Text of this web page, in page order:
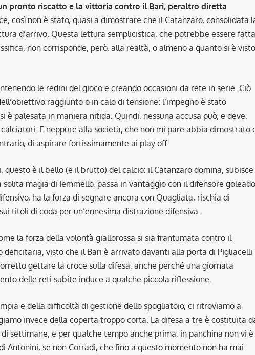
pronto riscatto e la vittoria contro il Bari, peraltro diretta
così non è stato, quasi a dimostrare che il Catanzaro, consolidata
d’arrivo. Questa lettura semplicistica, che potrebbe essere fatta
non corrisponde, però, alla realtà, o almeno a quanto si è visto
le redini del gioco e creando occasioni da rete in serie. Ciò
raggiunto o in calo di tensione: l’impegno è stato
è palesata in maniera nitida. Quindi, nessuna accusa può, e deve,
E neppure alla società, che non mi pare abbia dimostrato
di aspirare fortissimamente ai play off.
è il bello (e il brutto) del calcio: il Catanzaro domina, subisce
magia di Iemmello, passa in vantaggio con il difensore
ha la forza di segnare ancora con Quagliata, rischia di
titoli di coda per un’ennesima distrazione difensiva.
la forza della volontà giallorossa si sia frantumata contro il
deficitaria, visto che il Bari è arrivato davanti alla porta di Pigliacelli
gettare la croce sulla difesa, anche perché una giornata
delle reti subite induce a qualche piccola riflessione.
e della difficoltà di gestione dello spogliatoio, ci ritroviamo a
invece della coperta troppo corta. La difesa a tre è costituita
settimane, e per qualche tempo anche prima, in panchina non vi è
se non Corradi, che fino a questo momento non ha mai